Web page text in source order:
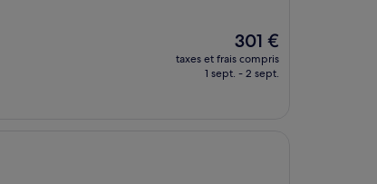
Le
nouveau
prix
301 €
taxes et frais compris
1 sept. - 2 sept.